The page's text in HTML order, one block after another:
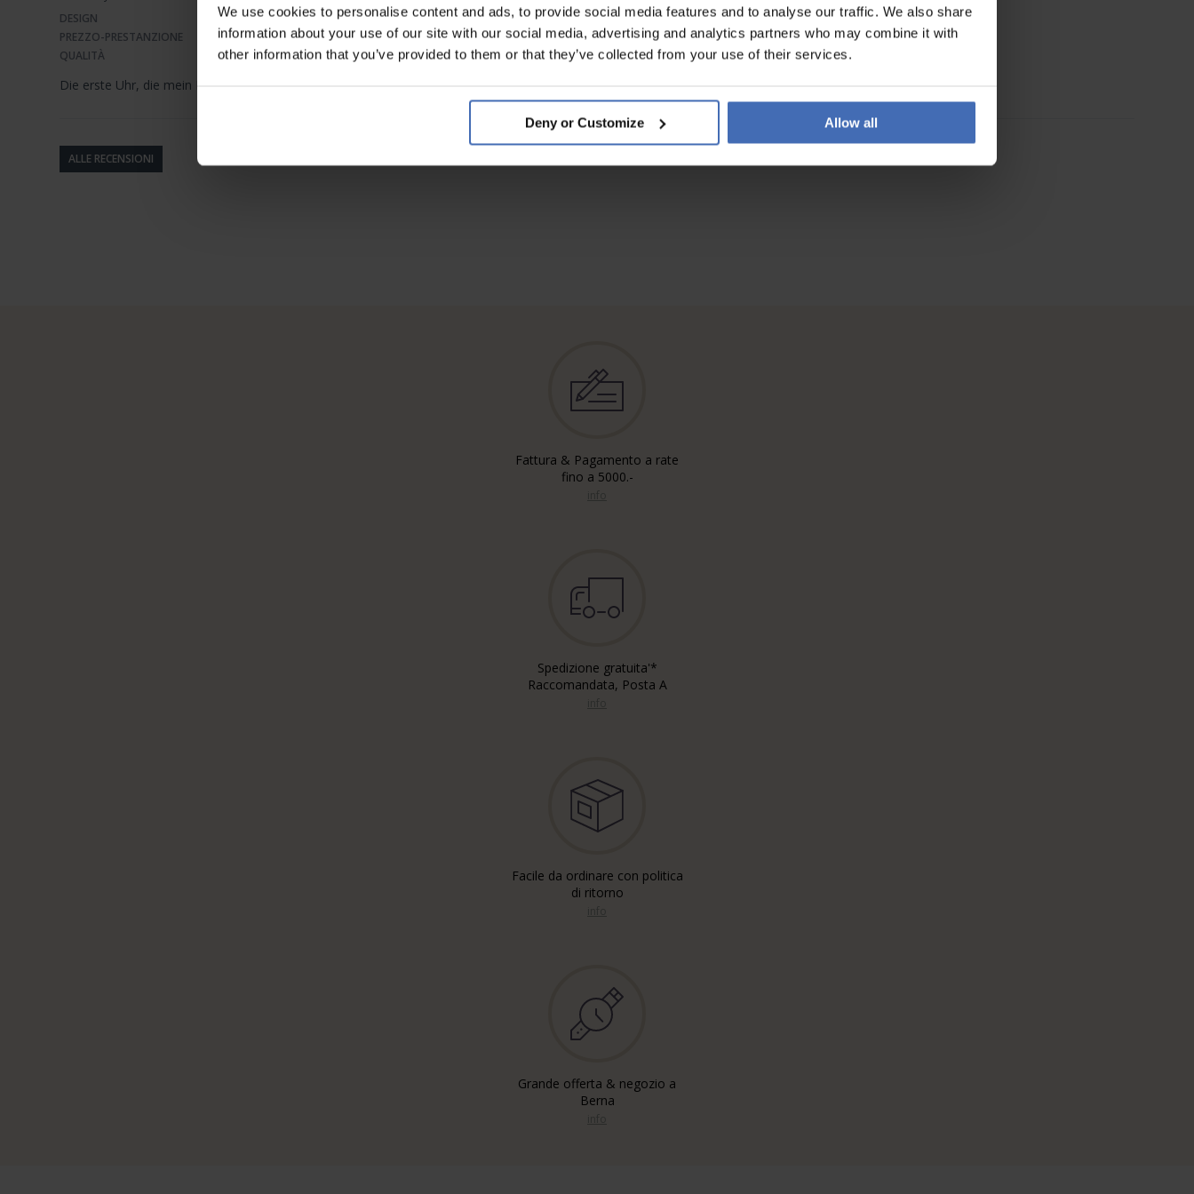
We use cookies to personalise content and ads, to provide social media features and to analyse our traffic. We also share
information about your use of our site with our social media, advertising and analytics partners who may combine it with
other information that you’ve provided to them or that they’ve collected from your use of their services.
Deny or Customize Allow all
DESIGN
PREZZO-PRESTANZIONE
QUALITÀ
Die erste Uhr, die mein Mann täglich trägt!!
ALLE RECENSIONI
Fattura & Pagamento a rate
fino a 5000.-
Spedizione gratuita'*
Raccomandata, Posta A
Facile da ordinare con politica
di ritorno
Grande offerta & negozio a
Berna